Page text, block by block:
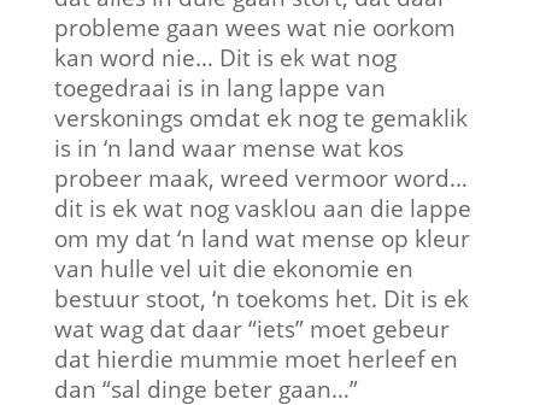
probleme gaan wees wat nie oorkom
kan word nie… Dit is ek wat nog
toegedraai is in lang lappe van
verskonings omdat ek nog te gemaklik
is in ‘n land waar mense wat kos
probeer maak, wreed vermoor word…
dit is ek wat nog vasklou aan die lappe
om my dat ‘n land wat mense op kleur
van hulle vel uit die ekonomie en
bestuur stoot, ‘n toekoms het. Dit is ek
wat wag dat daar “iets” moet gebeur
dat hierdie mummie moet herleef en
dan “sal dinge beter gaan…”